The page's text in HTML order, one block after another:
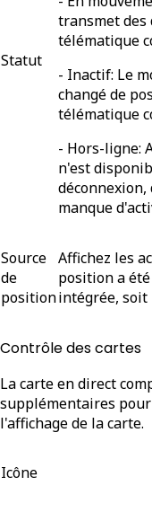
Statut
transmet des
télématique
- Inactif: Le
changé de
télématique
- Hors-ligne:
n'est
manque
Source
de
position
Affichez les
position a
intégrée, soit
Contrôle des cartes
La carte en direct
supplémentaires
l'affichage de la carte.
Icône